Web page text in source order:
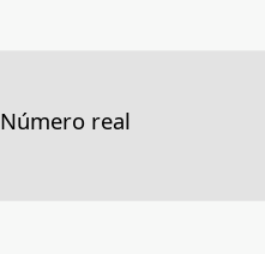
Número real